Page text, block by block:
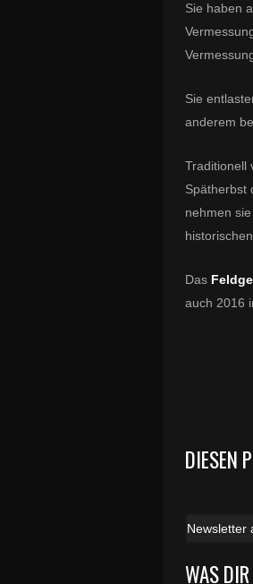
Sie haben
Sie
anderem
Traditionell
Spätherbst
nehmen
Das
auch 2016
DIESEN
Newsletter
WAS